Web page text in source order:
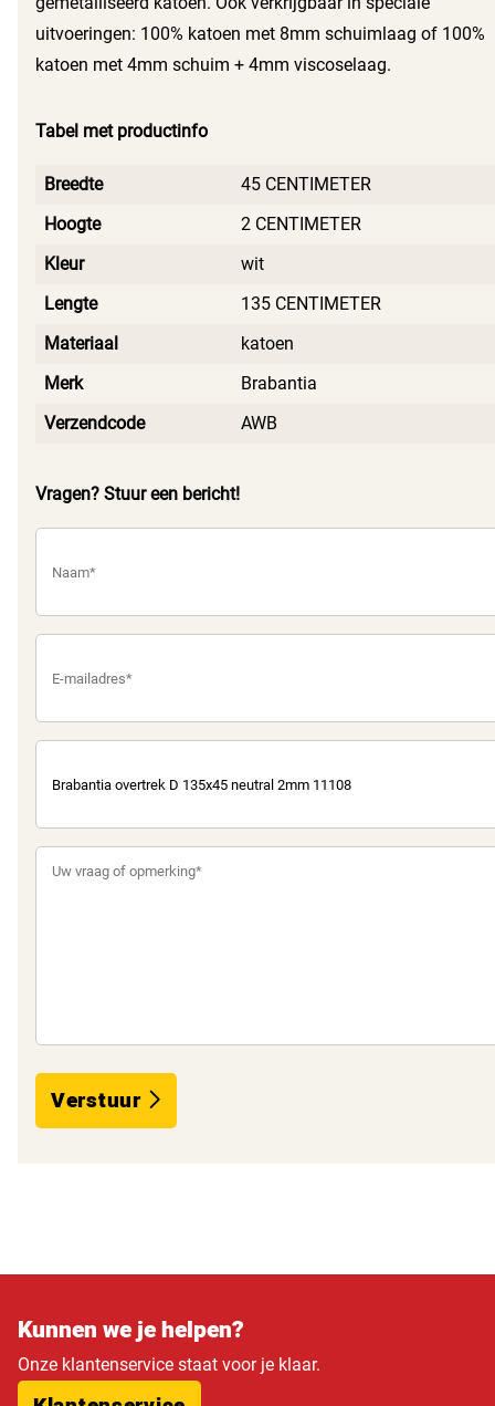
uitvoeringen: 100% katoen met 8mm schuimlaag of 100%
katoen met 4mm schuim + 4mm viscoselaag.
Tabel met productinfo
Breedte
45 CENTIMETER
Hoogte
2 CENTIMETER
Kleur
wit
Lengte
135 CENTIMETER
Materiaal
katoen
Merk
Brabantia
Verzendcode
AWB
Vragen? Stuur een bericht!
Verstuur
Kunnen we je helpen?
Onze klantenservice staat voor je klaar.